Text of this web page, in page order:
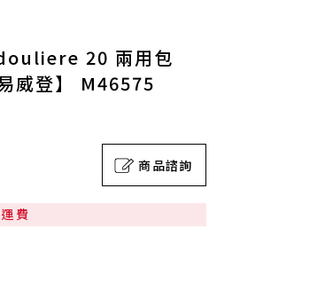
20 兩用包
威登】 M46575
商品諮詢
費